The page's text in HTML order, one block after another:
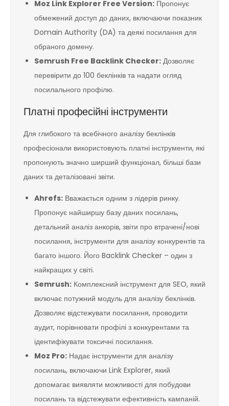
Moz Link Explorer Free Version: Пропонує
обмежений доступ до даних, включаючи показник
Domain Authority (DA) та деякі посилання для
обраного домену.
Semrush Free Backlink Checker: Дозволяє
перевірити до 100 беклінків та надати огляд
посилального профілю.
Платні професійні інструменти
Для глибокого та всебічного аналізу беклінків
професіонали використовують платні інструменти, які
пропонують значно ширший функціонал, більші бази
даних та деталізовані звіти.
Ahrefs: Вважається одним з лідерів ринку.
Пропонує найширшу базу даних посилань,
детальний аналіз анкорів, звіти про втрачені/нові
посилання, інструменти для аналізу конкурентів та
багато іншого. Його Backlink Checker – один з
найкращих у світі.
Semrush: Комплексний інструмент для SEO, який
включає потужний модуль для аналізу беклінків.
Дозволяє відстежувати посилання, проводити
аудит, порівнювати профілі з конкурентами та
ідентифікувати токсичні посилання.
Moz Pro: Надає інструменти для аналізу
посилань, включаючи Link Explorer, який
допомагає виявляти можливості для побудови
посилань та відстежувати ефективність кампаній.